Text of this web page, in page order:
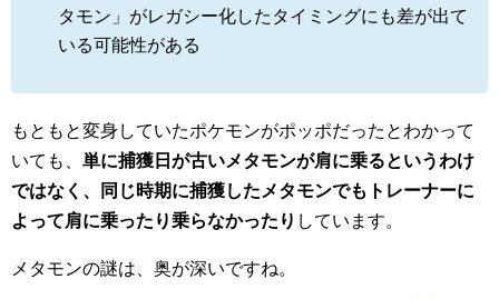
タモン」がレガシー化したタイミングにも差が出て
いる可能性がある
もともと変身していたポケモンがポッポだったとわかって
いても、 単に捕獲日が古いメタモンが肩に乗るというわけ
ではなく、同じ時期に捕獲したメタモンでもトレーナーに
よって肩に乗ったり乗らなかったり しています。
メタモンの謎は、奥が深いですね。